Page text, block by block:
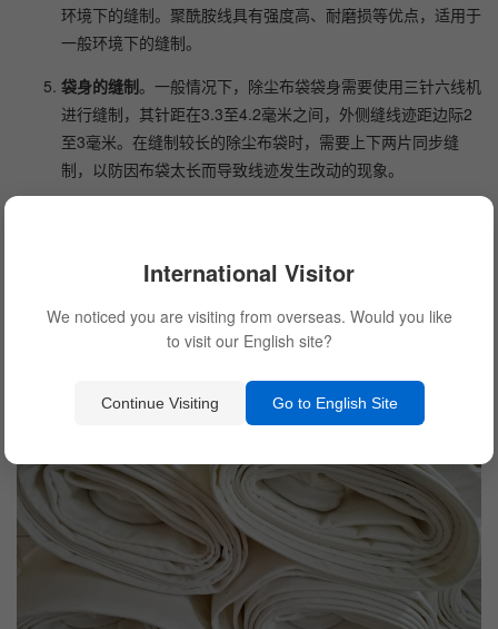
环境下的缝制。聚酰胺线具有强度高、耐磨损等优点，适用于
一般环境下的缝制。
袋身的缝制。一般情况下，除尘布袋袋身需要使用三针六线机
进行缝制，其针距在3.3至4.2毫米之间，外侧缝线迹距边际2
至3毫米。在缝制较长的除尘布袋时，需要上下两片同步缝
制，以防因布袋太长而导致线迹发生改动的现象。
并将合缝线迹与过滤袋袋身的合缝隙线迹错开，加固层的周向
则缝线的间距控制在4至5毫米，且外侧缝线线迹距边际应有4
至5毫米的距离。
International Visitor
We noticed you are visiting from overseas. Would you like
to visit our English site?
Continue Visiting Go to English Site